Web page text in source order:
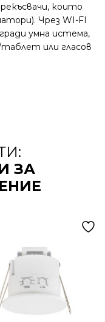
които
Чрез WI-FI
умна истема,
или гласов
ЗА